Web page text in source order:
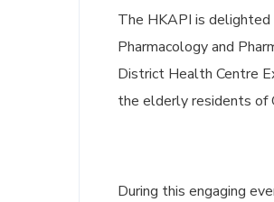
The HKAPI is delighted
Pharmacology and
District Health Centre
the elderly residents of
During this engaging